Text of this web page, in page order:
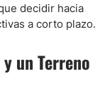
decidir hacia
a corto plazo.
un Terreno